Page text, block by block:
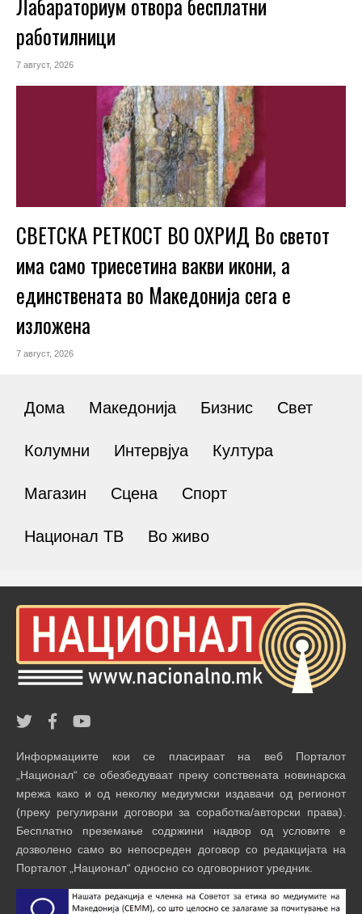
работилници
7 август, 2026
СВЕТСКА РЕТКОСТ ВО ОХРИД Во светот
има само триесетина вакви икони, а
единствената во Македонија сега е
изложена
7 август, 2026
Дома Македонија Бизнис Свет
Колумни Интервјуа Култура
Магазин Сцена Спорт
Национал ТВ Во живо
Информациите кои се пласираат на веб Порталот
„Национал“ се обезбедуваат преку сопствената новинарска
мрежа како и од неколку медиумски издавачи од регионот
(преку регулирани договори за соработка/авторски права).
Бесплатно преземање содржини надвор од условите е
дозволено само во непосреден договор со редакцијата на
Порталот „Национал“ односно со одговорниот уредник.